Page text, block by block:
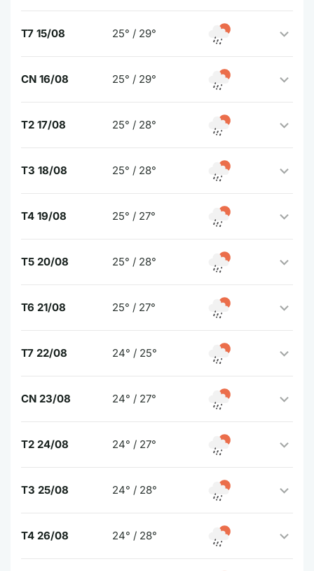
T7 15/08 25° / 29°
CN 16/08 25° / 29°
T2 17/08 25° / 28°
T3 18/08 25° / 28°
T4 19/08 25° / 27°
T5 20/08 25° / 28°
T6 21/08 25° / 27°
T7 22/08 24° / 25°
CN 23/08 24° / 27°
T2 24/08 24° / 27°
T3 25/08 24° / 28°
T4 26/08 24° / 28°